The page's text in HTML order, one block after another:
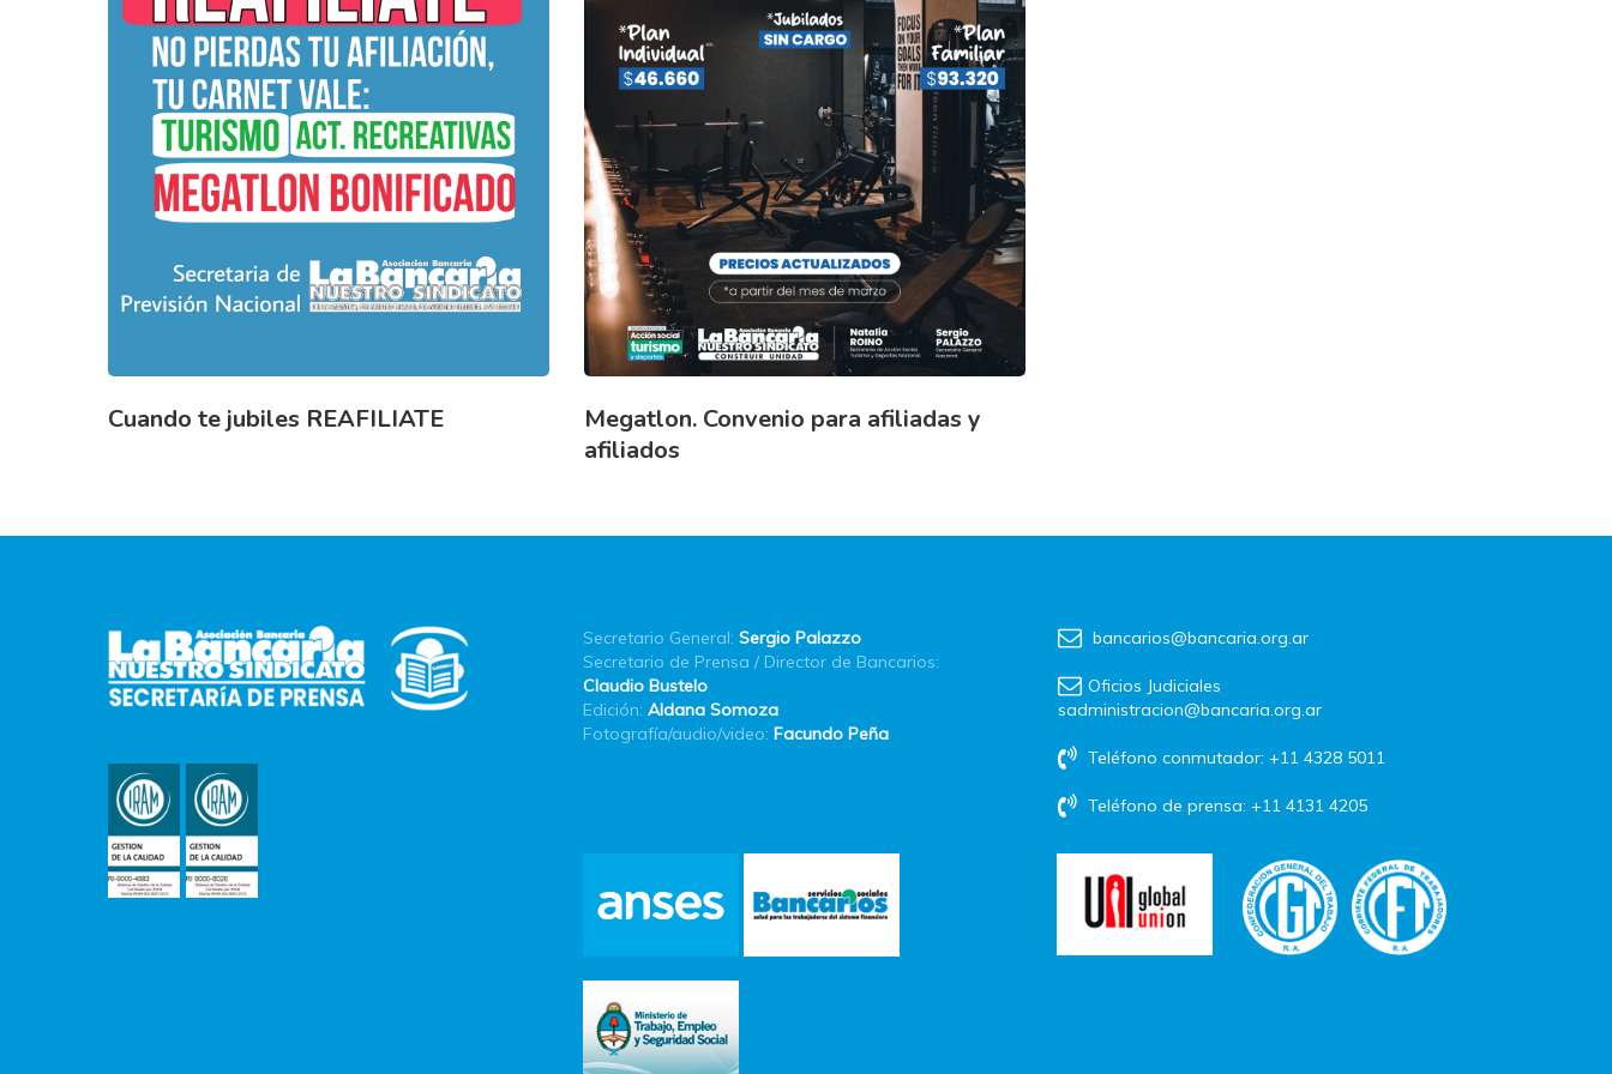
Cuando te jubiles REAFILIATE
Megatlon. Convenio para afiliadas y
afiliados
Secretario General: Sergio Palazzo
Secretario de Prensa / Director de Bancarios:
Claudio Bustelo
Edición: Aldana Somoza
Fotografía/audio/video: Facundo Peña
bancarios@bancaria.org.ar
Oficios Judiciales
sadministracion@bancaria.org.ar
Teléfono conmutador: +11 4328 5011
Teléfono de prensa: +11 4131 4205